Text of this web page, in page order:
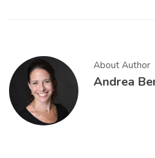
About Author
Andrea